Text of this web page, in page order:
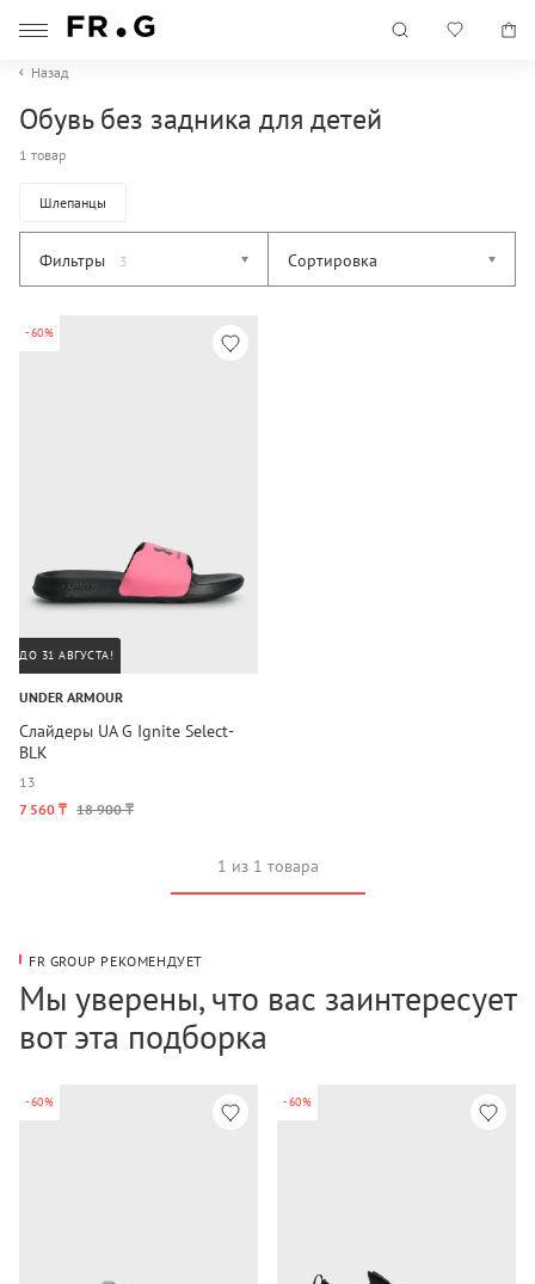
Назад
Обувь без задника для детей
1 товар
Шлепанцы
Фильтры 3 Сортировка
-60%
ДО 31 АВГУСТА!
UNDER ARMOUR
Слайдеры UA G Ignite Select-
BLK
13
7 560 ₸ 18 900 ₸
1 из 1 товара
FR GROUP РЕКОМЕНДУЕТ
Мы уверены, что вас заинтересует
вот эта подборка
-60% -60%